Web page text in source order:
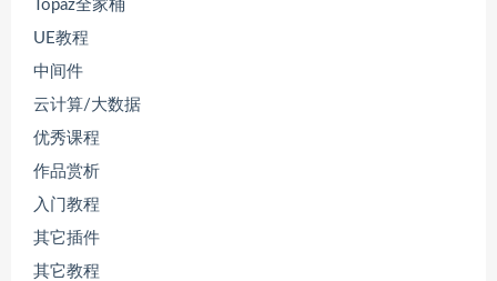
Topaz全家桶
UE教程
中间件
云计算/大数据
优秀课程
作品赏析
入门教程
其它插件
其它教程